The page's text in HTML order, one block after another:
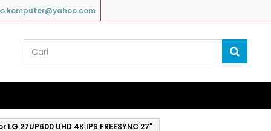
LG 27UP600 UHD 4K IPS FREESYNC 27"